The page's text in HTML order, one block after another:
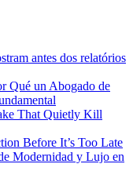
antes dos relatórios
Qué un Abogado de
That Quietly Kill
Before It’s Too Late
Modernidad y Lujo en